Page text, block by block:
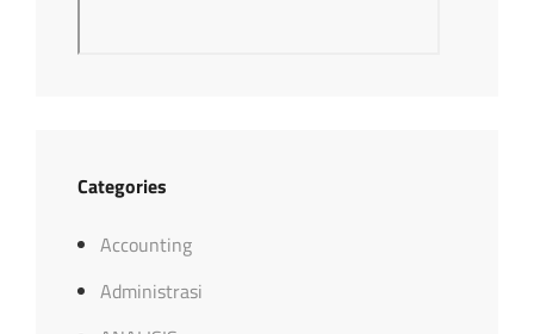
Categories
Accounting
Administrasi